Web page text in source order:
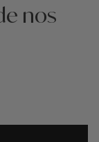
nos